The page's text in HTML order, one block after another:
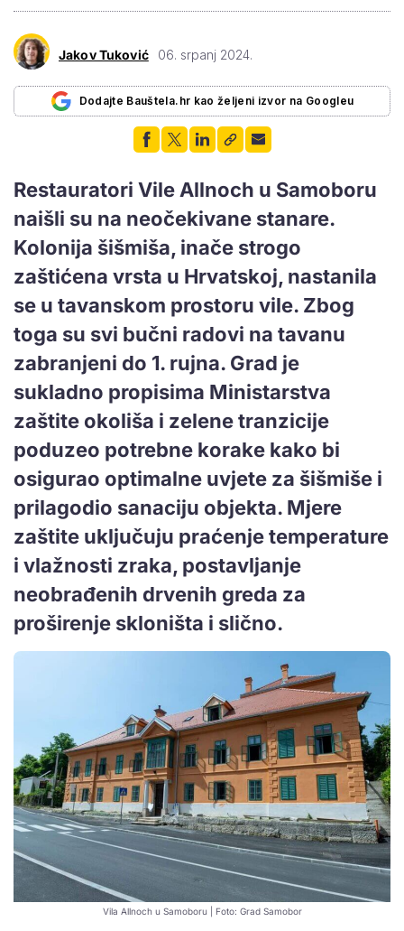
Jakov Tuković 06. srpanj 2024.
Dodajte Bauštela.hr kao željeni izvor na Googleu
Restauratori Vile Allnoch u Samoboru
naišli su na neočekivane stanare.
Kolonija šišmiša, inače strogo
zaštićena vrsta u Hrvatskoj, nastanila
se u tavanskom prostoru vile. Zbog
toga su svi bučni radovi na tavanu
zabranjeni do 1. rujna. Grad je
sukladno propisima Ministarstva
zaštite okoliša i zelene tranzicije
poduzeo potrebne korake kako bi
osigurao optimalne uvjete za šišmiše i
prilagodio sanaciju objekta. Mjere
zaštite uključuju praćenje temperature
i vlažnosti zraka, postavljanje
neobrađenih drvenih greda za
proširenje skloništa i slično.
Vila Allnoch u Samoboru | Foto: Grad Samobor